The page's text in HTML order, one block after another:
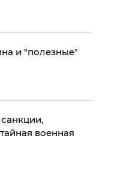
и "полезные"
военная